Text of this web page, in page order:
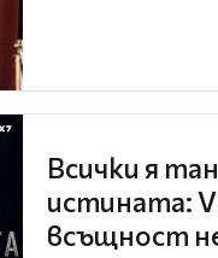
Всички я
истината:
всъщност